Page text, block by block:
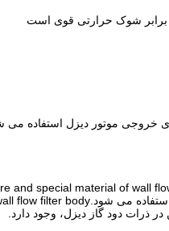
برابر شوک حرارتی قوی است
موتور دیزل استفاده می
ذرات دود گاز دیزل، وجود دارد.